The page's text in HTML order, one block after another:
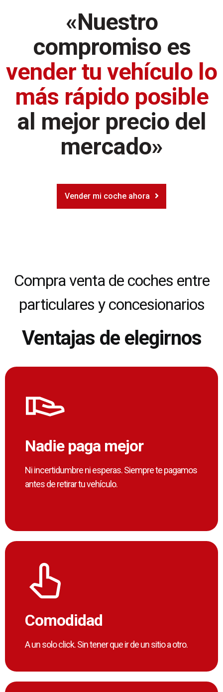
«Nuestro
compromiso es
vender tu vehículo lo
más rápido posible
al mejor precio del
mercado»
Vender mi coche ahora
Compra venta de coches entre
particulares y concesionarios
Ventajas de elegirnos
Nadie paga mejor
Ni incertidumbre ni esperas. Siempre te pagamos
antes de retirar tu vehículo.
Comodidad
A un solo click. Sin tener que ir de un sitio a otro.